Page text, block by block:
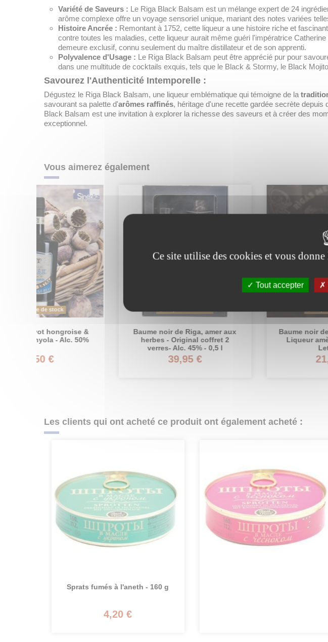
Variété de Saveurs : Le Riga Black Balsam est un mélange expert de 24
arôme complexe offre un voyage sensoriel unique, mariant des notes variées
Histoire Ancrée : Remontant à 1752, cette liqueur a une histoire riche et
contre toutes les maladies, cette liqueur aurait même guéri l'impératrice
demeure exclusif, connu seulement du maître distillateur et de son apprenti.
Polyvalence d'Usage : Le Riga Black Balsam peut être apprécié pur pour
dans une multitude de cocktails exquis, tels que le Black & Stormy, le Black
Savourez l'Authenticité Intemporelle :
Dégustez le Riga Black Balsam, une liqueur emblématique qui témoigne de la
savourant sa palette d'arômes raffinés, héritage d'une recette gardée secrète
Black Balsam est une invitation à explorer la richesse des saveurs et à créer des
exceptionnel.
Vous aimerez également
Rupture de stock
Baume noir de Riga, amer aux
herbes - Original coffret 2
verres- Alc. 45% - 0,5 l
Baume noir de Riga au Cassis -
Liqueur amère et fruitée de
Les clients qui ont acheté ce produit ont également acheté :
Sprats fumés à l'aneth - 160 g
4,20 €
Ce site utilise des cookies et vous
Tout accepter